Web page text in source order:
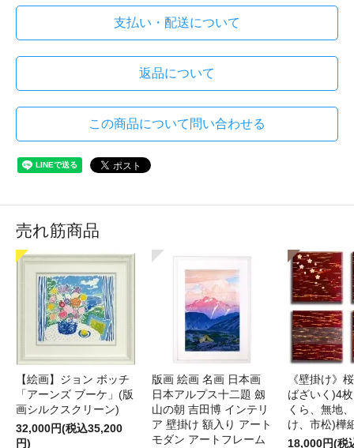
支払い・配送について
返品について
この商品について問い合わせる
売れ筋商品
【絵画】ジョン ボッチ
「アーンズ ブーケ」(版
画シルクスクリーン)
32,000円(税込35,200
円)
版画 絵画 名画 日本画
日本アルプス十二題 劔
山の朝 吉田博 インテリ
ア 壁掛け 額入り アート
モダン アートフレーム
《壁掛け》
ばざいく)4
くら、無地
け、市松)樺
18,000円(税